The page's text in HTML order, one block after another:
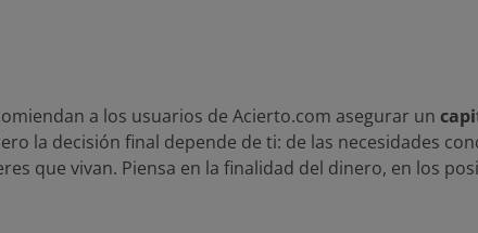
a los usuarios de Acierto.com asegurar un
la decisión final depende de ti: de las necesidades
que vivan. Piensa en la finalidad del dinero, en los